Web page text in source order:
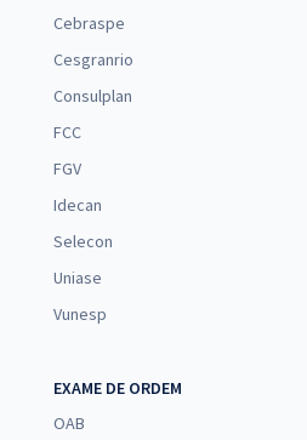
Cebraspe
Cesgranrio
Consulplan
FCC
FGV
Idecan
Selecon
Uniase
Vunesp
EXAME DE ORDEM
OAB